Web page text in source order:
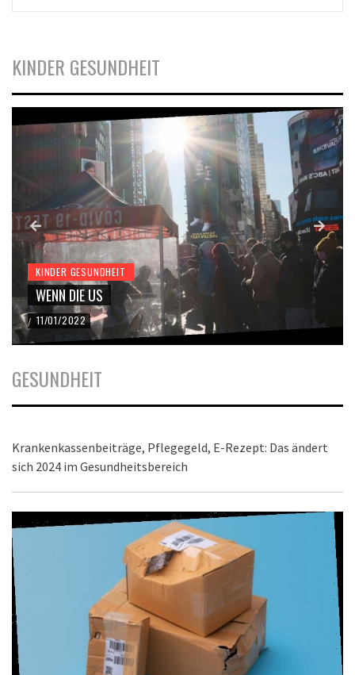
KINDER GESUNDHEIT
KINDER GESUNDHEIT
WENN DIE US
/ 11/01/2022
GESUNDHEIT
Krankenkassenbeiträge, Pflegegeld, E-Rezept: Das ändert
sich 2024 im Gesundheitsbereich